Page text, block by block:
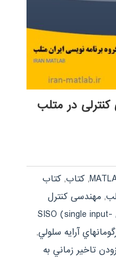
در متلب
, کتاب, کتاب
, مهندسی کنترل
ابزار طراحي SISO (single input-
,
تاخير زماني به